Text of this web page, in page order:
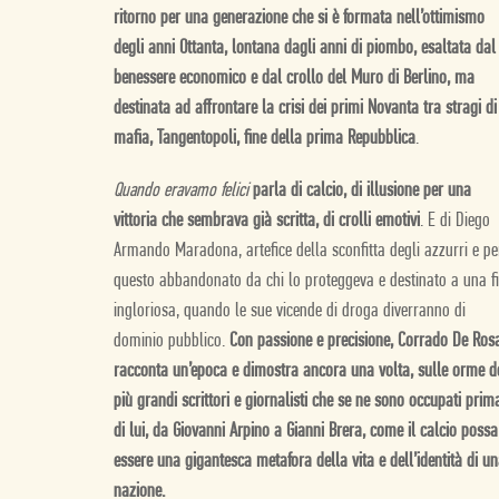
ritorno per una generazione che si è formata nell’ottimismo
degli anni Ottanta, lontana dagli anni di piombo, esaltata dal
benessere economico e dal crollo del Muro di Berlino, ma
destinata ad affrontare la crisi dei primi Novanta tra stragi di
mafia, Tangentopoli, fine della prima Repubblica.
Quando eravamo felici parla di calcio, di illusione per una
vittoria che sembrava già scritta, di crolli emotivi. E di Diego
Armando Maradona, artefice della sconfitta degli azzurri e
questo abbandonato da chi lo proteggeva e destinato a una
ingloriosa, quando le sue vicende di droga diverranno di
dominio pubblico. Con passione e precisione, Corrado De
racconta un’epoca e dimostra ancora una volta, sulle orme
più grandi scrittori e giornalisti che se ne sono occupati
di lui, da Giovanni Arpino a Gianni Brera, come il calcio possa
essere una gigantesca metafora della vita e dell’identità di
nazione.